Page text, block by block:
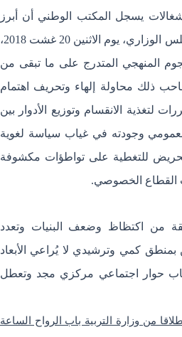
والانشغالات يسجل المكتب الوطني أن أبرز
وأخطر ما يشهده الموسم، المدرسي والجامعي، الحالي يتمثل في مصادقة المجلس الوزاري، يوم الاثنين 20 غشت 2018،
حلقات الهجوم المنهجي المتدرج على ما تبقى من
ذلك محاولة إلهاء وتحريف اهتمام
لتغذية الانقسام وتوزيع الأدوار بين
وجودته في غياب سياسة لغوية
للتغطية على تواطؤات مكشوفة
القطاع الخصوصي.
من اكتظاظ وضعف البنيات وتعدد
كمي وترشيدي لا يُراعي الأبعاد
غياب حوار اجتماعي مركزي مجد وتعطل
احتجاجية وطنية ممركزة بالرباط الأحد 7 أكتوبر 2018 انطلاقا من وزارة التربية باب الرواح الساعة